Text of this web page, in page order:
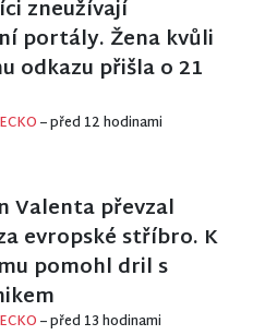
zneužívají
portály. Žena kvůli
odkazu přišla o 21
– před 12 hodinami
Valenta převzal
evropské stříbro. K
pomohl dril s
– před 13 hodinami